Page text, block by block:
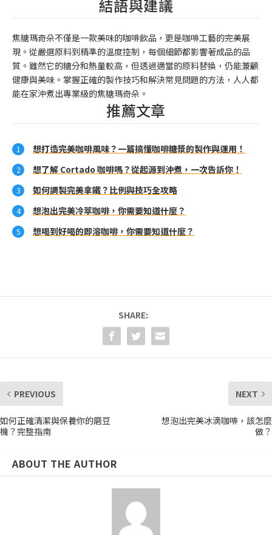
結語與建議
焦糖瑪奇朵不僅是一款美味的咖啡飲品，更是咖啡工藝的完美展
現。從嚴選原料到精準的溫度控制，每個細節都影響著成品的品
質。雖然它的糖分和熱量較高，但透過適當的原料替換，仍能兼顧
健康與美味。掌握正確的製作技巧和解決常見問題的方法，人人都
能在家沖煮出專業級的焦糖瑪奇朵。
推薦文章
想打造完美咖啡風味？一篇搞懂咖啡糖漿的製作與運用！
想了解 Cortado 咖啡嗎？從起源到沖煮，一次告訴你！
如何調製完美拿鐵？比例與技巧全攻略
想泡出完美冷萃咖啡，你需要知道什麼？
想喝到好喝的即溶咖啡，你需要知道什麼？
SHARE:
PREVIOUS
如何正確清潔與保養你的磨豆
機？完整指南
NEXT
想泡出完美冰滴咖啡，該怎麼
做？
ABOUT THE AUTHOR